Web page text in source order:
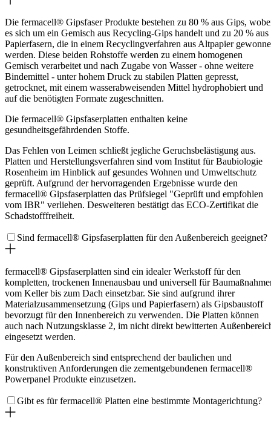
Die fermacell® Gipsfaser Produkte bestehen zu 80 % aus Gips,
es sich um ein Gemisch aus Recycling-Gips handelt und zu 20 % aus
Papierfasern, die in einem Recyclingverfahren aus Altpapier
werden. Diese beiden Rohstoffe werden zu einem homogenen
Gemisch verarbeitet und nach Zugabe von Wasser - ohne weitere
Bindemittel - unter hohem Druck zu stabilen Platten gepresst,
getrocknet, mit einem wasserabweisenden Mittel hydrophobiert und
auf die benötigten Formate zugeschnitten.
Die fermacell® Gipsfaserplatten enthalten keine
gesundheitsgefährdenden Stoffe.
Das Fehlen von Leimen schließt jegliche Geruchsbelästigung aus.
Platten und Herstellungsverfahren sind vom Institut für Baubiologie
Rosenheim im Hinblick auf gesundes Wohnen und Umweltschutz
geprüft. Aufgrund der hervorragenden Ergebnisse wurde den
fermacell® Gipsfaserplatten das Prüfsiegel "Geprüft und empfohlen
vom IBR" verliehen. Desweiteren bestätigt das ECO-Zertifikat die
Schadstofffreiheit.
Sind fermacell® Gipsfaserplatten für den Außenbereich geeignet?
fermacell® Gipsfaserplatten sind ein idealer Werkstoff für den
kompletten, trockenen Innenausbau und universell für
vom Keller bis zum Dach einsetzbar. Sie sind aufgrund ihrer
Materialzusammensetzung (Gips und Papierfasern) als Gipsbaustoff
bevorzugt für den Innenbereich zu verwenden. Die Platten können
auch nach Nutzungsklasse 2, im nicht direkt bewitterten
eingesetzt werden.
Für den Außenbereich sind entsprechend der baulichen und
konstruktiven Anforderungen die zementgebundenen fermacell®
Powerpanel Produkte einzusetzen.
Gibt es für fermacell® Platten eine bestimmte Montagerichtung?